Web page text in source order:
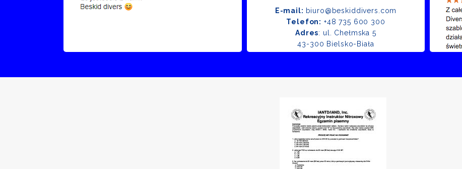
E-mail: biuro@beskiddivers.com
Telefon: +48 735 600 300
Adres: ul. Chełmska 5
43-300 Bielsko-Biała